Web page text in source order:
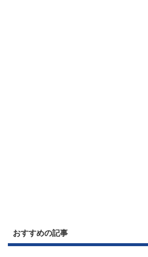
おすすめの記事